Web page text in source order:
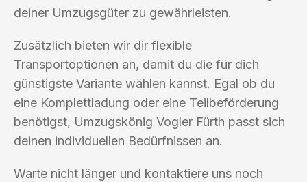
deiner Umzugsgüter zu gewährleisten.
Zusätzlich bieten wir dir flexible
Transportoptionen an, damit du die für dich
günstigste Variante wählen kannst. Egal ob du
eine Komplettladung oder eine Teilbeförderung
benötigst, Umzugskönig Vogler Fürth passt sich
deinen individuellen Bedürfnissen an.
Warte nicht länger und kontaktiere uns noch